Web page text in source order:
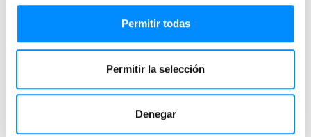
Permitir todas
Permitir la selección
Denegar
consentimientos apropiados.
interpretarse como una concesión de ningún
otro derecho o licencia.